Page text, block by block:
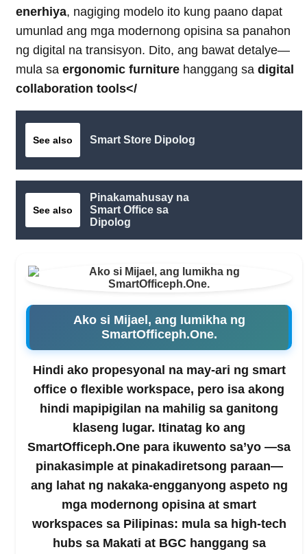
enerhiya, nagiging modelo ito kung paano dapat
umunlad ang mga modernong opisina sa panahon
ng digital na transisyon. Dito, ang bawat detalye—
mula sa ergonomic furniture hanggang sa digital
collaboration tools</
See also Smart Store Dipolog
See also
Pinakamahusay na
Smart Office sa
Dipolog
Ako si Mijael, ang lumikha ng
SmartOfficeph.One.
Hindi ako propesyonal na may-ari ng smart
office o flexible workspace, pero isa akong
hindi mapipigilan na mahilig sa ganitong
klaseng lugar. Itinatag ko ang
SmartOfficeph.One para ikuwento sa’yo —sa
pinakasimple at pinakadiretsong paraan—
ang lahat ng nakaka-engganyong aspeto ng
mga modernong opisina at smart
workspaces sa Pilipinas: mula sa high-tech
hubs sa Makati at BGC hanggang sa